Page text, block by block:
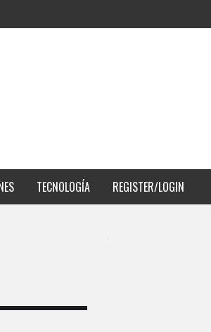
VIDA DEL TRANSEÚNTE TICO CON MOVILIDAD Y PAISAJISMO
EL TALENTO DE MÁS DE 100 DJS A COSTA RICA
TECNOLOGÍA REGISTER/LOGIN